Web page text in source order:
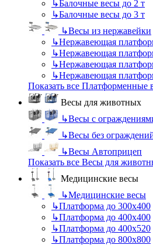
↳Балочные весы до 2 т
↳Балочные весы до 3 т
↳Весы из нержавейки
↳Нержавеющая
↳Нержавеющая
↳Нержавеющая
↳Нержавеющая
Показать все Платформенные
Весы для животных
↳Весы с
↳Весы без
↳Весы Автоприцеп
Показать все Весы для
Медицинские весы
↳Медицинские весы
↳Платформа до 300х400
↳Платформа до 400х400
↳Платформа до 400х520
↳Платформа до 800х800